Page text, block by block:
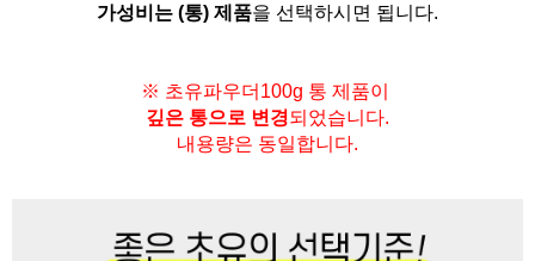
가성비는 (통) 제품을 선택하시면 됩니다.
※ 초유파우더100g 통 제품이
깊은 통으로 변경되었습니다.
내용량은 동일합니다.